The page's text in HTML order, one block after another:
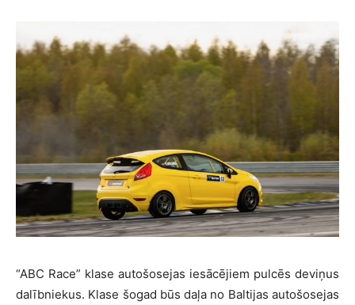
“ABC Race” klase autošosejas iesācējiem pulcēs deviņus
dalībniekus. Klase šogad būs daļa no Baltijas autošosejas